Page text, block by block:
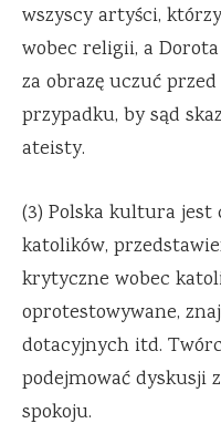
wszyscy artyści,
wobec religii, a Dorota
za obrazę uczuć
przypadku, by sąd
ateisty.
(3) Polska kultura jest
katolików,
krytyczne wobec
oprotestowywane,
dotacyjnych itd.
podejmować dyskusji
spokoju.